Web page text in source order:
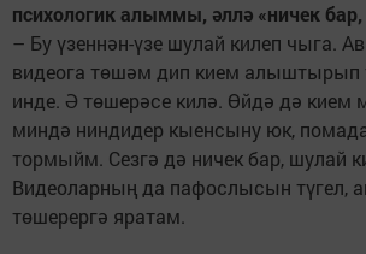
психологик алыммы, әллә «ничек
– Бу үзеннән-үзе шулай килеп чыга.
видеога төшәм дип кием
инде. Ә төшерәсе килә. Өйдә дә кием
миндә ниндидер кыенсыну юк,
тормыйм. Сезгә дә ничек бар, шулай
Видеоларның да пафослысын түгел,
төшерергә яратам.